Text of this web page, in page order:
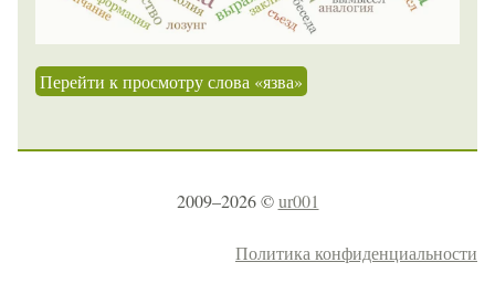
Перейти к просмотру слова «язва»
2009–2026 ©ur001
Политика конфиденциальности